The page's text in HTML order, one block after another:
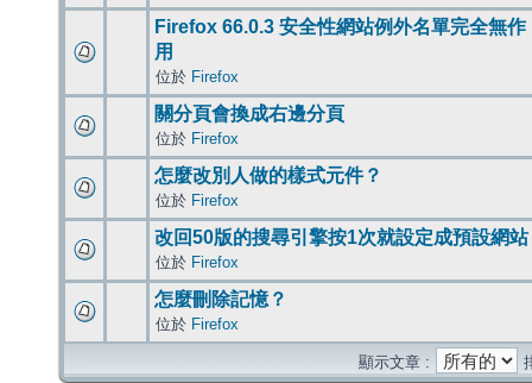
Firefox 66.0.3 安全性網站例外名單完全無作
用
位於 Firefox
關分頁會換成右邊分頁
位於 Firefox
怎麼改別人做的樣式元件？
位於 Firefox
改回50版的搜尋引擎按1次就設定成預設網站
位於 Firefox
怎麼刪除記憶？
位於 Firefox
顯示文章 :